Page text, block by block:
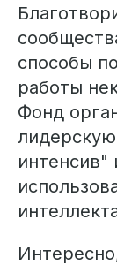
способы
работы
Фонд
интенсив"